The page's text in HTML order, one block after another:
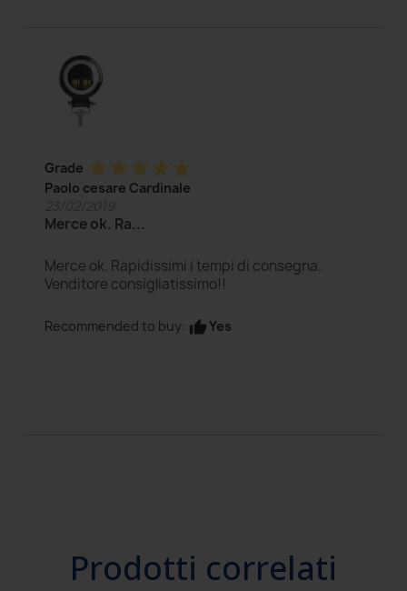
Grade star star star star star
Paolo cesare Cardinale
Merce ok. Ra...
Merce ok. Rapidissimi i tempi di consegna.
Venditore consigliatissimo!!
Recommended to buy: thumb_upYes
Prodotti correlati